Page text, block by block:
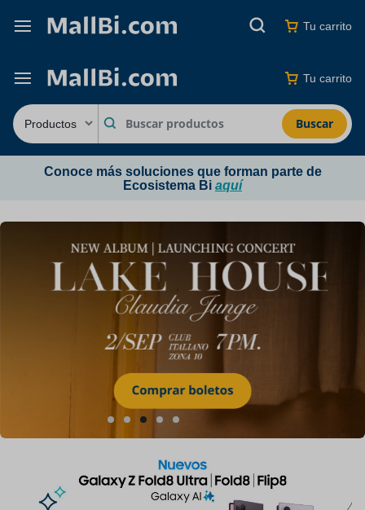
Tu carrito
Buscar
Tu carrito
Conoce más soluciones que forman parte de
Ecosistema Bi aquí